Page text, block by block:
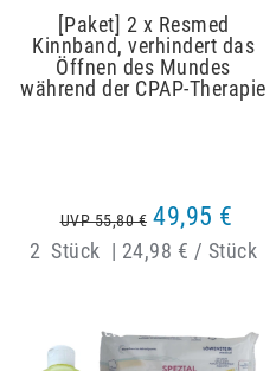
[Paket] 2 x Resmed
Kinnband, verhindert das
Öffnen des Mundes
während der CPAP-Therapie
UVP 55,80 € 49,95 €
2 Stück | 24,98 € / Stück
Artikelpaket